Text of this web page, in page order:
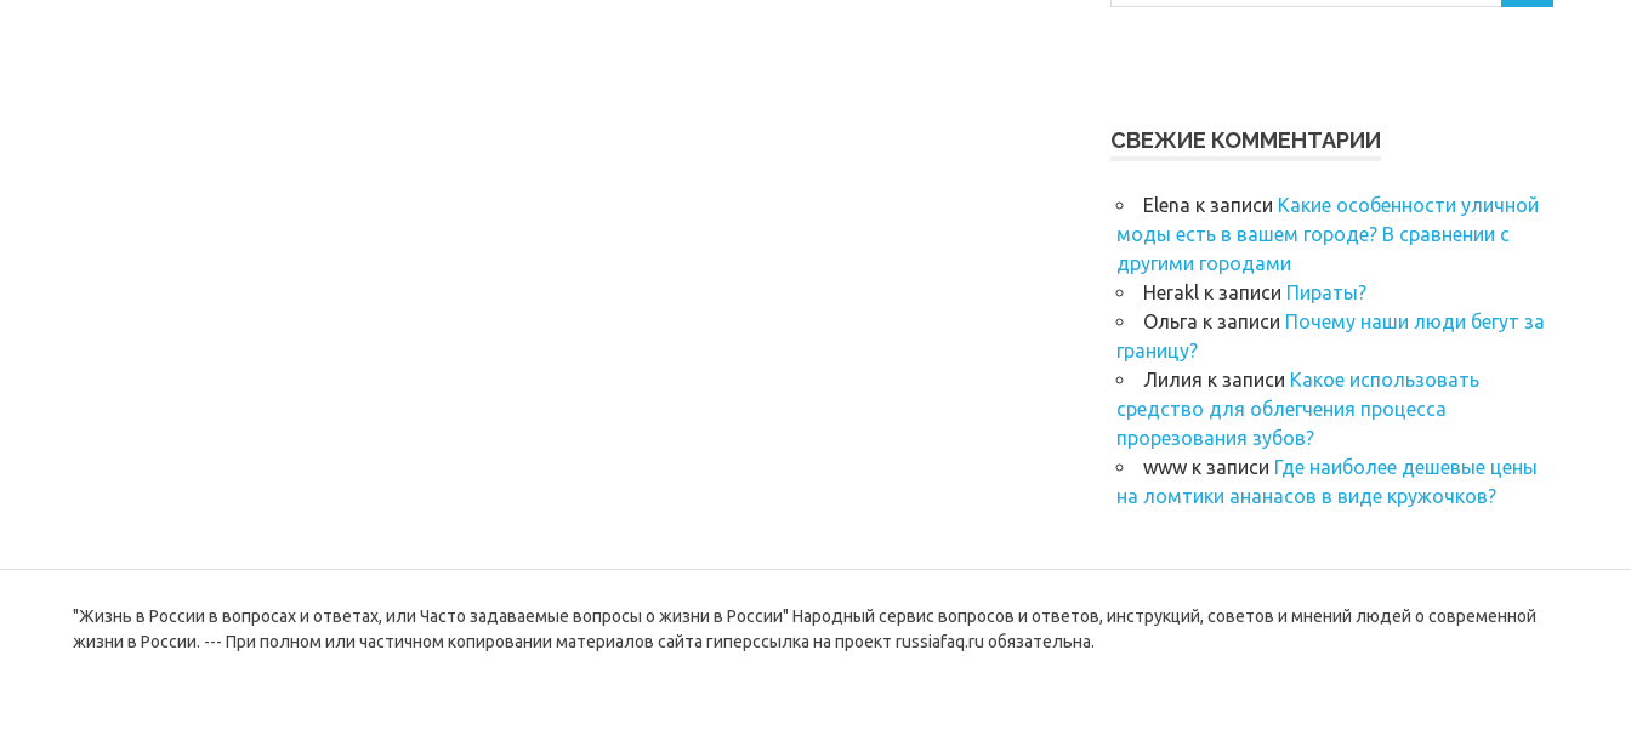
СВЕЖИЕ КОММЕНТАРИИ
Elena к записи Какие особенности уличной
моды есть в вашем городе? В сравнении с
другими городами
Herakl к записи Пираты?
Ольга к записи Почему наши люди бегут за
границу?
Лилия к записи Какое использовать
средство для облегчения процесса
прорезования зубов?
www к записи Где наиболее дешевые цены
на ломтики ананасов в виде кружочков?
"Жизнь в России в вопросах и ответах, или Часто задаваемые вопросы о жизни в России" Народный сервис вопросов и ответов, инструкций, советов и мнений людей о современной
жизни в России. --- При полном или частичном копировании материалов сайта гиперссылка на проект russiafaq.ru обязательна.